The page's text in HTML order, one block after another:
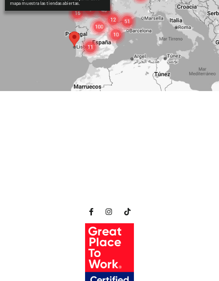
mapa muestra las tiendas abiertas.